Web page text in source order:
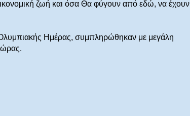
ζωή και όσα Θα φύγουν από εδώ, να έχουν
Ημέρας, συμπληρώθηκαν με μεγάλη